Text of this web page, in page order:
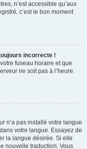
n’est accessible qu’aux
c’est le bon moment
incorrecte !
fuseau horaire et que
ne soit pas à l’heure.
n’a pas installé votre langue
votre langue. Essayez de
la langue désirée. Si elle
nouvelle traduction. Vous